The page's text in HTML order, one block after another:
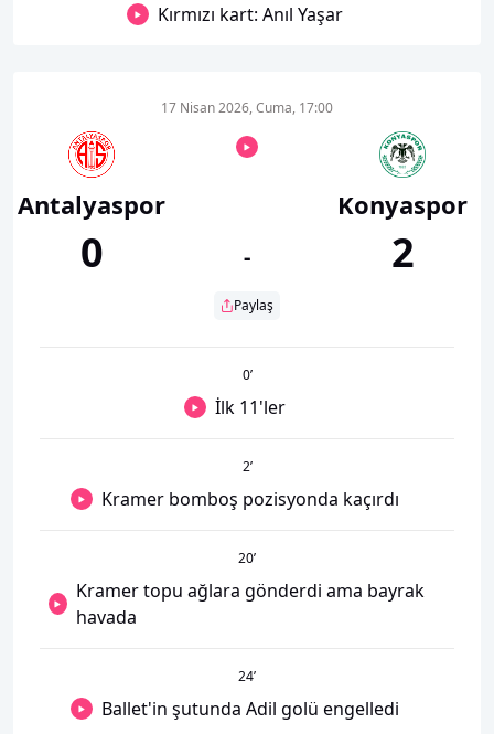
Kırmızı kart: Anıl Yaşar
Antalyaspor
0
17 Nisan 2026, Cuma, 17:00
-
Paylaş
Konyaspor
2
0’
İlk 11'ler
2’
Kramer bomboş pozisyonda kaçırdı
20’
Kramer topu ağlara gönderdi ama bayrak
havada
24’
Ballet'in şutunda Adil golü engelledi